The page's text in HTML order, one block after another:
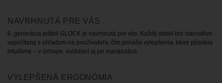
NAVRHNUTÁ PRE VÁS
6. generácia pištolí GLOCK je navrhnutá pre vás. Každý detail bol starostlivo
vypočítaný s ohľadom na používateľa, čím prináša vylepšenia, ktoré pôsobia
intuitívne – v úchope, ovládaní aj pri manipulácii.
VYLEPŠENÁ ERGONÓMIA